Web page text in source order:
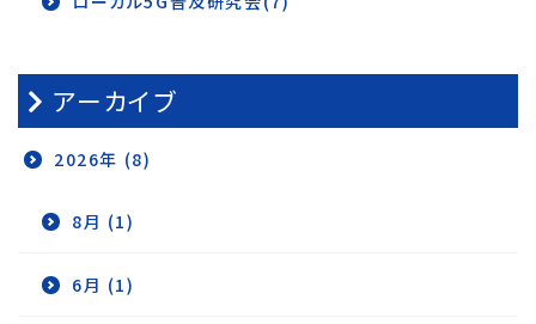
アーカイブ
2026年 (8)
8月 (1)
6月 (1)